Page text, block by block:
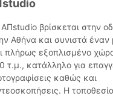
βρίσκεται στην
Αθήνα και συνιστά έναν
πλήρως εξοπλισμένο
τ.μ., κατάλληλο για
καθώς και
Η